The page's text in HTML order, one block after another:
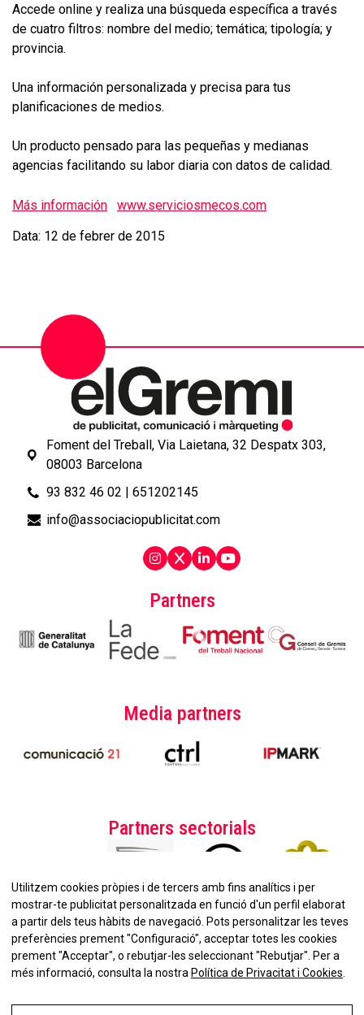
Accede online y realiza una búsqueda específica a través
de cuatro filtros: nombre del medio; temática; tipología; y
provincia.
Una información personalizada y precisa para tus
planificaciones de medios.
Un producto pensado para las pequeñas y medianas
agencias facilitando su labor diaria con datos de calidad.
Más información www.serviciosmecos.com
Data: 12 de febrer de 2015
Partners
Media partners
Partners sectorials
Foment del Treball, Via Laietana, 32 Despatx 303,
08003 Barcelona
93 832 46 02 | 651202145
info@associaciopublicitat.com
No et perdis la nostra
Utilitzem cookies pròpies i de tercers amb fins analítics i per
mostrar-te publicitat personalitzada en funció d'un perfil elaborat
a partir dels teus hàbits de navegació. Pots personalitzar les teves
preferències prement "Configuració", acceptar totes les cookies
prement "Acceptar", o rebutjar-les seleccionant "Rebutjar". Per a
més informació, consulta la nostra Política de Privacitat i Cookies